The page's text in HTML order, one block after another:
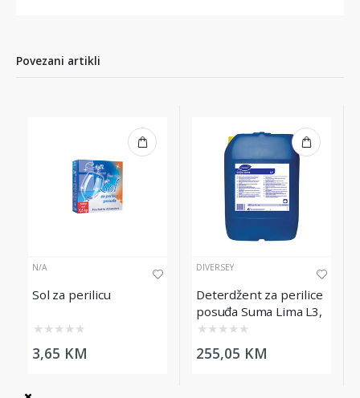
Povezani artikli
N/A
Sol za perilicu
★ ★ ★ ★ ★
3,65 KM
DIVERSEY
Deterdžent za perilice
posuđa Suma Lima L3,
20L
★ ★ ★ ★ ★
255,05 KM